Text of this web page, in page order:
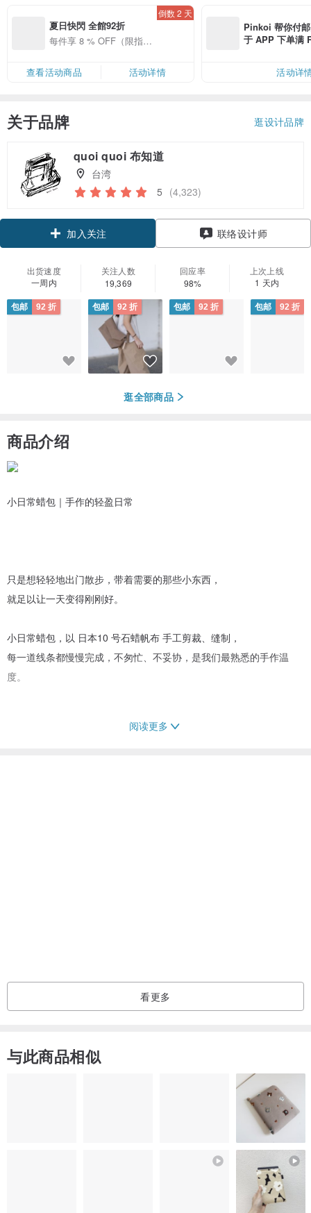
夏日快閃 全館92折
每件享 8 % OFF（限指定
倒数 2 天
查看活动商品 活动详情
Pinkoi 帮你付
于 APP 下单满
活动详
关于品牌 逛设计品牌
quoi quoi 布知道
台湾
5 (4,323)
加入关注 联络设计师
出货速度
一周内
关注人数
19,369
回应率
98%
上次上线
1 天内
包邮 92 折 包邮 92 折 包邮 92 折 包邮 92 折
逛全部商品
商品介绍
小日常蜡包｜手作的轻盈日常
只是想轻轻地出门散步，带着需要的那些小东西，
就足以让一天变得刚刚好。
小日常蜡包，以 日本10 号石蜡帆布 手工剪裁、缝制，
每一道线条都慢慢完成，不匆忙、不妥协，是我们最熟悉的手作温
度。
自由搭配你的日常风格。
包身自然挺立，放下也依然好看。
阅读更多
看更多
与此商品相似